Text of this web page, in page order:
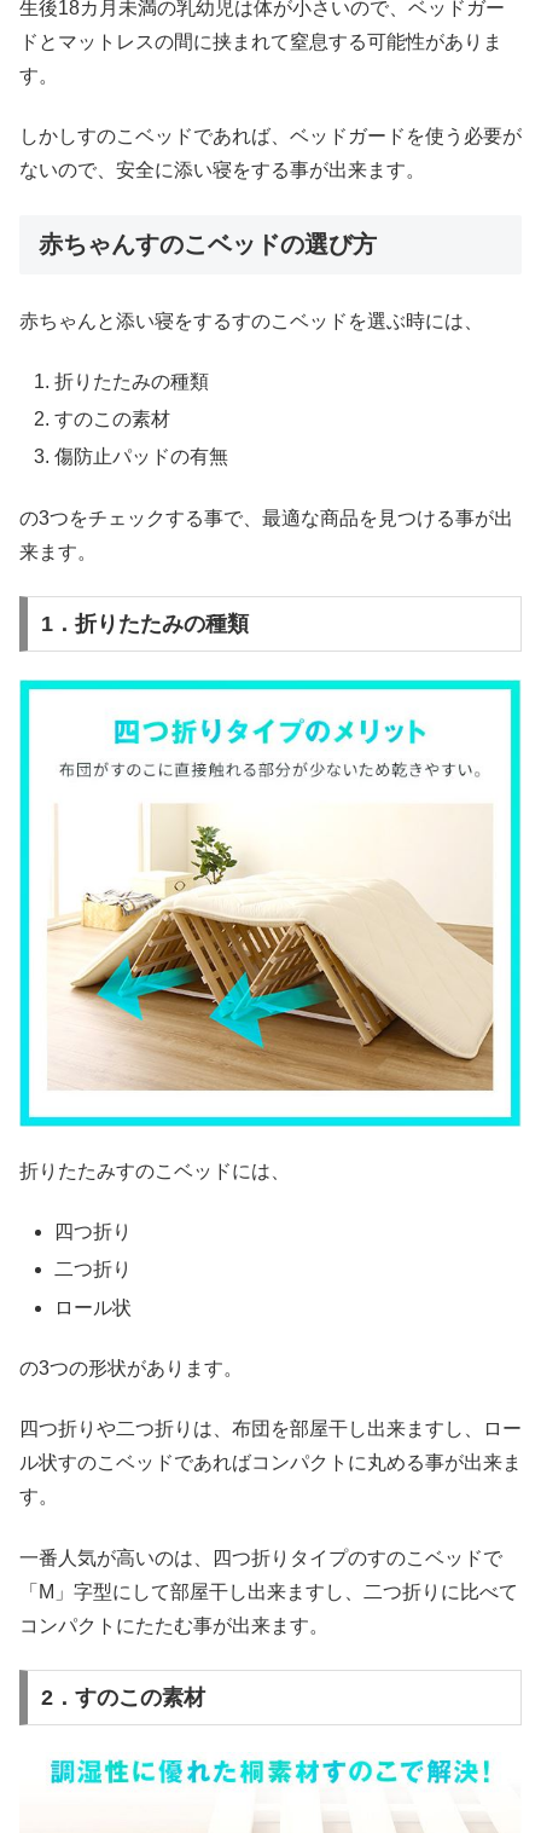
生後18カ月未満の乳幼児は体が小さいので、ベッドガー
ドとマットレスの間に挟まれて窒息する可能性がありま
す。
しかしすのこベッドであれば、ベッドガードを使う必要が
ないので、安全に添い寝をする事が出来ます。
赤ちゃんすのこベッドの選び方
赤ちゃんと添い寝をするすのこベッドを選ぶ時には、
折りたたみの種類
すのこの素材
傷防止パッドの有無
の3つをチェックする事で、最適な商品を見つける事が出
来ます。
1．折りたたみの種類
折りたたみすのこベッドには、
四つ折り
二つ折り
ロール状
の3つの形状があります。
四つ折りや二つ折りは、布団を部屋干し出来ますし、ロー
ル状すのこベッドであればコンパクトに丸める事が出来ま
す。
一番人気が高いのは、四つ折りタイプのすのこベッドで
「M」字型にして部屋干し出来ますし、二つ折りに比べて
コンパクトにたたむ事が出来ます。
2．すのこの素材